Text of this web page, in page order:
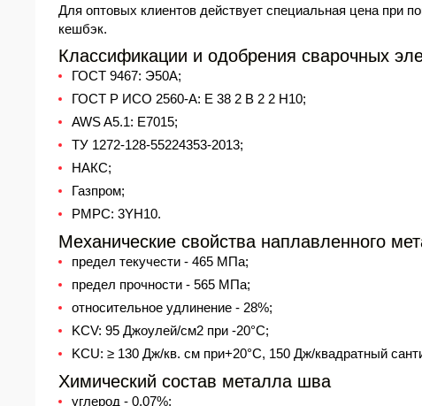
Для оптовых клиентов действует специальная цена при
кешбэк.
Классификации и одобрения сварочных
ГОСТ 9467: Э50А;
ГОСТ Р ИСО 2560-A: E 38 2 B 2 2 H10;
AWS A5.1: E7015;
ТУ 1272-128-55224353-2013;
НАКС;
Газпром;
РМРС: 3YH10.
Механические свойства наплавленного
предел текучести - 465 МПа;
предел прочности - 565 МПа;
относительное удлинение - 28%;
KCV: 95 Джоулей/см2 при -20°С;
KCU: ≥ 130 Дж/кв. см при+20°С, 150 Дж/квадратный
Химический состав металла шва
углерод - 0,07%;